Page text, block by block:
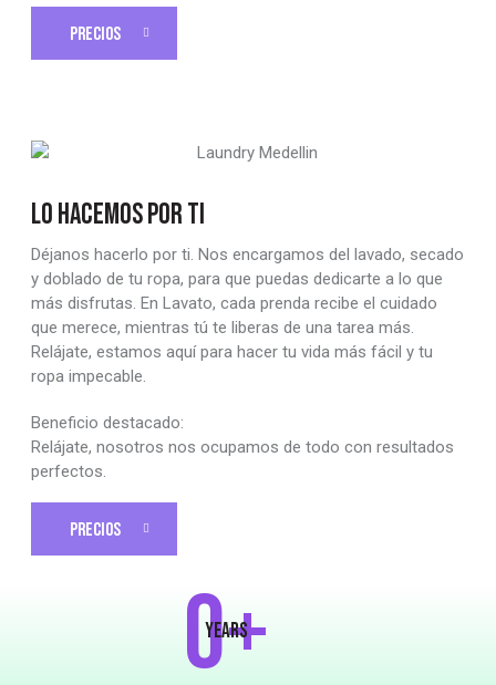
PRECIOS
LO HACEMOS POR TI
Déjanos hacerlo por ti. Nos encargamos del lavado, secado
y doblado de tu ropa, para que puedas dedicarte a lo que
más disfrutas. En Lavato, cada prenda recibe el cuidado
que merece, mientras tú te liberas de una tarea más.
Relájate, estamos aquí para hacer tu vida más fácil y tu
ropa impecable.
Beneficio destacado:
Relájate, nosotros nos ocupamos de todo con resultados
perfectos.
PRECIOS
0+
years